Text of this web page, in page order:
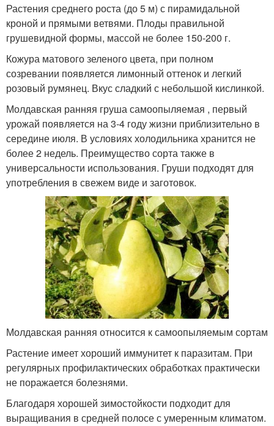
Растения среднего роста (до 5 м) с пирамидальной
кроной и прямыми ветвями. Плоды правильной
грушевидной формы, массой не более 150-200 г.
Кожура матового зеленого цвета, при полном
созревании появляется лимонный оттенок и легкий
розовый румянец. Вкус сладкий с небольшой кислинкой.
Молдавская ранняя груша самоопыляемая , первый
урожай появляется на 3-4 году жизни приблизительно в
середине июля. В условиях холодильника хранится не
более 2 недель. Преимущество сорта также в
универсальности использования. Груши подходят для
употребления в свежем виде и заготовок.
Молдавская ранняя относится к самоопыляемым сортам
Растение имеет хороший иммунитет к паразитам. При
регулярных профилактических обработках практически
не поражается болезнями.
Благодаря хорошей зимостойкости подходит для
выращивания в средней полосе с умеренным климатом.